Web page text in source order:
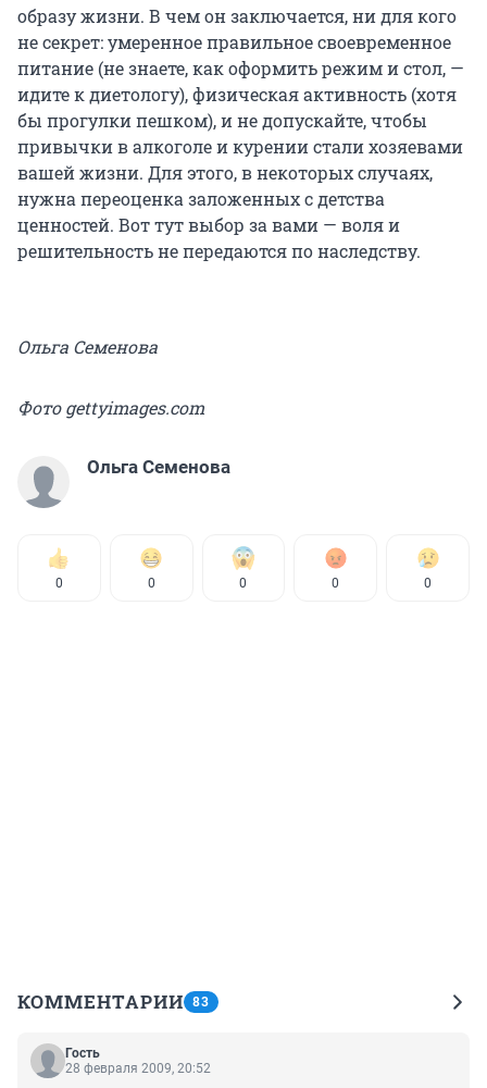
образу жизни. В чем он заключается, ни для кого
не секрет: умеренное правильное своевременное
питание (не знаете, как оформить режим и стол, —
идите к диетологу), физическая активность (хотя
бы прогулки пешком), и не допускайте, чтобы
привычки в алкоголе и курении стали хозяевами
вашей жизни. Для этого, в некоторых случаях,
нужна переоценка заложенных с детства
ценностей. Вот тут выбор за вами — воля и
решительность не передаются по наследству.
Ольга Семенова
Фото gettyimages.com
Ольга Семенова
0 0 0 0 0
КОММЕНТАРИИ 83
Гость
28 февраля 2009, 20:52